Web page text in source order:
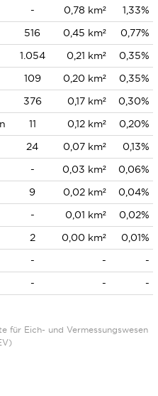
- 0,78 km²
1,33%
516 0,45 km²
0,77%
1.054 0,21 km²
0,35%
109 0,20 km²
0,35%
376 0,17 km²
0,30%
11 0,12 km²
0,20%
24 0,07 km²
0,13%
- 0,03 km²
0,06%
9 0,02 km²
0,04%
- 0,01 km²
0,02%
2 0,00 km²
0,01%
- -
-
- - -
für Eich- und Vermessungswesen